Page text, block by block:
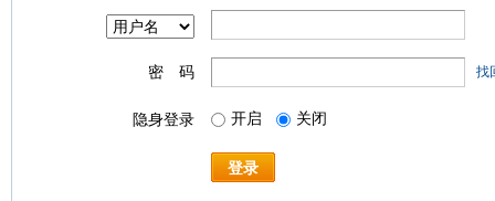
密 码 找
隐身登录 开启 关闭
登录